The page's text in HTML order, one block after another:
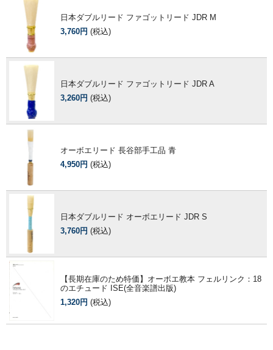
日本ダブルリード ファゴットリード JDR M
3,760円 (税込)
日本ダブルリード ファゴットリード JDR A
3,260円 (税込)
オーボエリード 長谷部手工品 青
4,950円 (税込)
日本ダブルリード オーボエリード JDR S
3,760円 (税込)
【長期在庫のため特価】オーボエ教本 フェルリンク：18
のエチュード ISE(全音楽譜出版)
1,320円 (税込)